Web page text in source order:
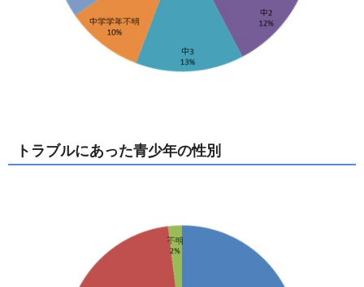
トラブルにあった青少年の性別